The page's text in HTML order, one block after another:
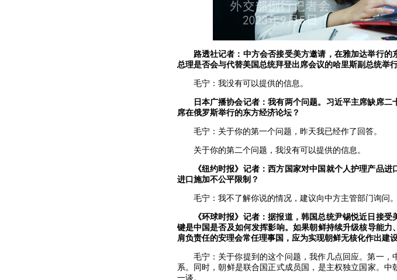
路透社记者：中方会否接受美方邀请，在雅加达举行
总理是否会与代替美国总统拜登出席会议的哈里斯副总统举
毛宁：我没有可以提供的信息。
日本广播协会记者：我有两个问题。习近平主席缺席
席在俄罗斯举行的东方经济论坛？
毛宁：关于你的第一个问题，昨天我已经作了回答。
关于你的第二个问题，我没有可以提供的信息。
《纽约时报》记者：西方国家对中国就个人护理产品
进口施加不公平限制？
毛宁：我不了解你说的情况，建议向中方主管部门询问。
《环球时报》记者：据报道，韩国总统尹锡悦近日接
键是中国是否及如何发挥影响。如果朝鲜持续升级核导能
肩负责任的安理会常任理事国，应为实现朝鲜无核化作出建
毛宁：关于你提到的这个问题，我作几点回应。第一
系。同时，朝鲜是联合国正式成员国，是主权独立国家。
一谈。